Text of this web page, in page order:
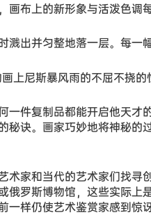
画布上的新形象与活泼色调
溅出并匀整地落一层。每一
上尼斯暴风雨的不屈不挠
一件复制品都能开启他天
秘诀。画家巧妙地将神秘
术家和当代的艺术家们找
俄罗斯博物馆，这些实际
样仍使艺术鉴赏家感到惊讶